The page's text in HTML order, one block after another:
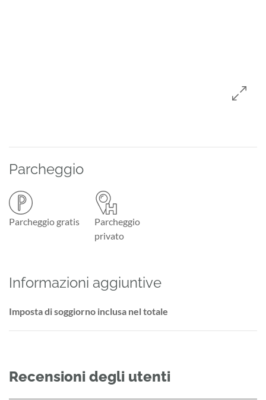
Parcheggio
Parcheggio gratis
Parcheggio
privato
Informazioni aggiuntive
Imposta di soggiorno inclusa nel totale
Recensioni degli utenti